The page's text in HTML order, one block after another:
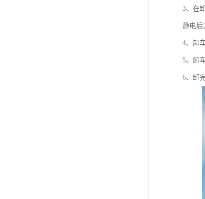
3、在
静电后
4、卸
5、卸
6、卸